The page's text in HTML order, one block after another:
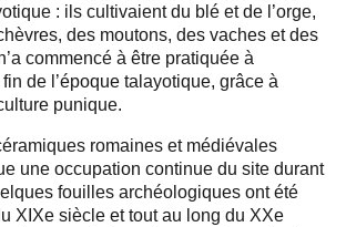
: ils cultivaient du blé et de l’orge,
des moutons, des vaches et des
commencé à être pratiquée à
de l’époque talayotique, grâce à
punique.
romaines et médiévales
une occupation continue du site durant
fouilles archéologiques ont été
XIXe siècle et tout au long du XXe